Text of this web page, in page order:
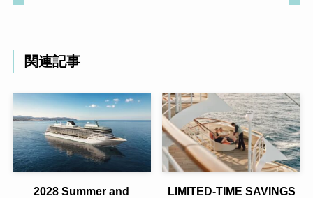
関連記事
2028 Summer and
LIMITED-TIME SAVINGS